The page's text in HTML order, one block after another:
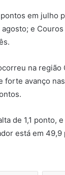
em julho
e
na
forte avanço
de 1,1 ponto,
está em